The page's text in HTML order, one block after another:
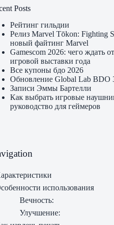
Posts
Рейтинг гильдии
Релиз Marvel Tōkon: Fighting
новый файтинг Marvel
Gamescom 2026: чего ждать
игровой выставки года
Все купоны бдо 2026
Обновление Global Lab BDO
Записи Эммы Бартелли
Как выбрать игровые
руководство для геймеров
использования
Вечность:
Улучшение: